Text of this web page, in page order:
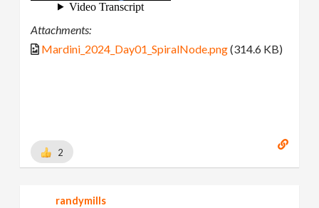
Attachments:
Mardini_2024_Day01_SpiralNode.png(314.6 KB)
2
randymills